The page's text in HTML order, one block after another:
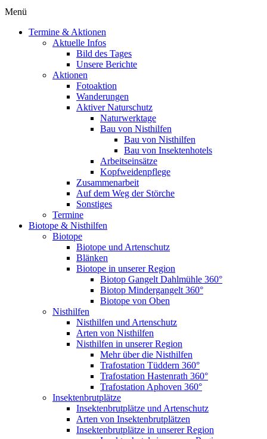
Menü
Termine & Aktionen
Aktuelle Infos
Bild des Tages
Unsere Berichte
Aktionen
Fotoaktion
Wanderungen
Aktiver Naturschutz
Naturwerktage
Bau von Nisthilfen
Bau von Nisthilfen
Bau von Insektenhotels
Arbeitseinsätze
Kopfweidenpflege
Zusammenarbeit
Auf dem Weg der Störche
Sonstiges
Termine
Biotope & Nisthilfen
Biotope
Biotope und Artenschutz
Blänken
Biotope in unserer Region
Biotop Gangelt Dahlmühle 360°
Biotop Mindergangelt 360°
Biotope von Oben
Nisthilfen
Nisthilfen und Artenschutz
Arten von Nisthilfen
Nisthilfen in unserer Region
Mehr über die Nisthilfen
Trafostation Tüddern 360°
Trafostation Hastenrath 360°
Trafostation Aphoven 360°
Insektenbrutplätze
Insektenbrutplätze und Artenschutz
Arten von Insektenbrutplätzen
Insektenbrutplätze in unserer Region